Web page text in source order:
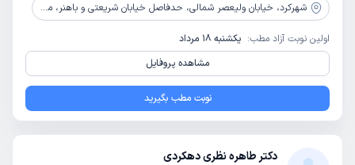
شهرکرد، خیابان ولیعصر شمالی، حدفاصل خیابان شریعتی و باهنر، مجتمع پزشکی سفیرسلامت
اولین نوبت آزاد مطب: یکشنبه 18 مرداد
مشاهده پروفایل
نوبت مطب بگیرید
دکتر طاهره نظری دهکردی